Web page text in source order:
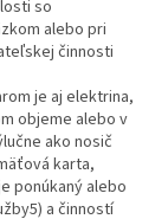
so
alebo pri
činnosti
je aj elektrina,
objeme alebo v
ako nosič
karta,
ponúkaný alebo
a činností